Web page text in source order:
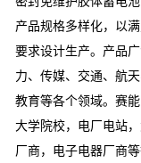
产品规格多样化，以
要求设计生产。产品
力、传媒、交通、航
教育等各个领域。赛
大学院校，电厂电站
厂商，电子电器厂商